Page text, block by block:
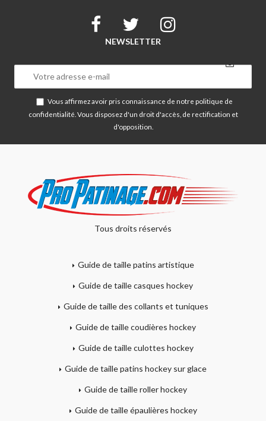
NEWSLETTER
Vous affirmez avoir pris connaissance de notre politique de
confidentialité . Vous disposez d'un droit d'accès, de rectification et
d'opposition.
Tous droits réservés
Guide de taille patins artistique
Guide de taille casques hockey
Guide de taille des collants et tuniques
Guide de taille coudières hockey
Guide de taille culottes hockey
Guide de taille patins hockey sur glace
Guide de taille roller hockey
Guide de taille épaulières hockey